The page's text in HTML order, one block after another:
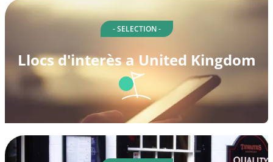
- SELECTION -
Llocs d'interès a United Kingdom